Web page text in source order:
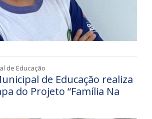
de Educação
de Educação realiza
do Projeto “Família Na